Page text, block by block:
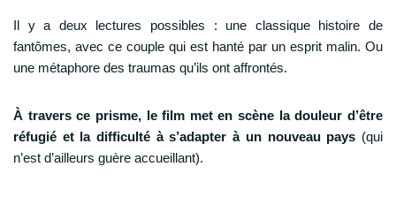
Il y a deux lectures possibles : une classique histoire de
fantômes, avec ce couple qui est hanté par un esprit malin. Ou
une métaphore des traumas qu’ils ont affrontés.
À travers ce prisme, le film met en scène la douleur d’être
réfugié et la difficulté à s’adapter à un nouveau pays (qui
n’est d’ailleurs guère accueillant).